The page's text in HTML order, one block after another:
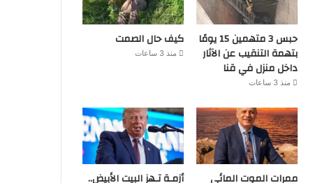
حبس 3 متهمين 15 يومًا
بتهمة التنقيب عن الآثار
داخل منزل في قنا
منذ 3 ساعات
كيف حال الصمت
منذ 3 ساعات
ممرات الموت المائي أزمـة تـهز البيت الأبيض..